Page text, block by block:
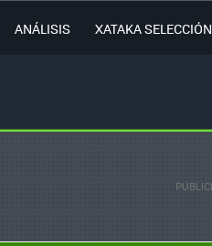
ANÁLISIS XATAKA SELECCIÓN